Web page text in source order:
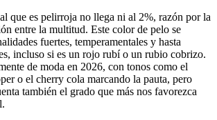
que es pelirroja no llega ni al 2%, razón por la
entre la multitud. Este color de pelo se
fuertes, temperamentales y hasta
incluso si es un rojo rubí o un rubio cobrizo.
de moda en 2026, con tonos como el
o el cherry cola marcando la pauta, pero
también el grado que más nos favorezca